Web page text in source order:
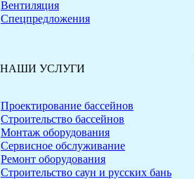
Вентиляция
Спецпредложения
НАШИ УСЛУГИ
Проектирование бассейнов
Строительство бассейнов
Монтаж оборудования
Сервисное обслуживание
Ремонт оборудования
Строительство саун и русских бань